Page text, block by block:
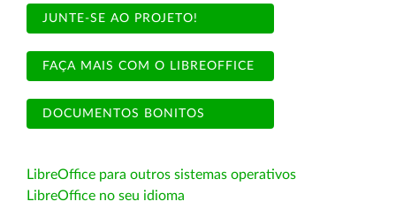
JUNTE-SE AO PROJETO!
FAÇA MAIS COM O LIBREOFFICE
DOCUMENTOS BONITOS
LibreOffice para outros sistemas operativos
LibreOffice no seu idioma